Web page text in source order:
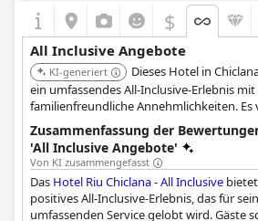
$
All Inclusive Angebote
KI-generiert
Dieses Hotel in
ein umfassendes All-Inclusive-Erlebnis
familienfreundliche Annehmlichkeiten.
Pools, Restaurants und einen Kinderclub.
Zusammenfassung der
'All Inclusive Angebote'
Von KI zusammengefasst
Das Hotel Riu Chiclana - All Inclusive
positives All-Inclusive-Erlebnis, das für
umfassenden Service gelobt wird. Gäste